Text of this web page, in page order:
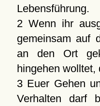
Lebensführung.
2 Wenn ihr
gemeinsam auf
an den Ort
hingehen wolltet,
3 Euer Gehen
Verhalten darf